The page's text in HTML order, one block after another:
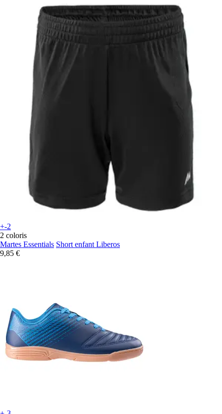
+-2
2 coloris
Martes Essentials Short enfant Liberos
9,85 €